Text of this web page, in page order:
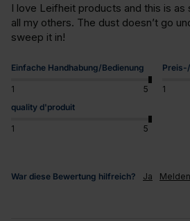
I love Leifheit products and this is as
all my others. The dust doesn’t go
sweep it in!
Einfache Handhabung/Bedienung
1 5 1
quality d'produit
1 5
War diese Bewertung hilfreich? Ja Melden